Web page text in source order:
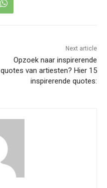
Next article
Opzoek naar inspirerende
quotes van artiesten? Hier 15
inspirerende quotes: